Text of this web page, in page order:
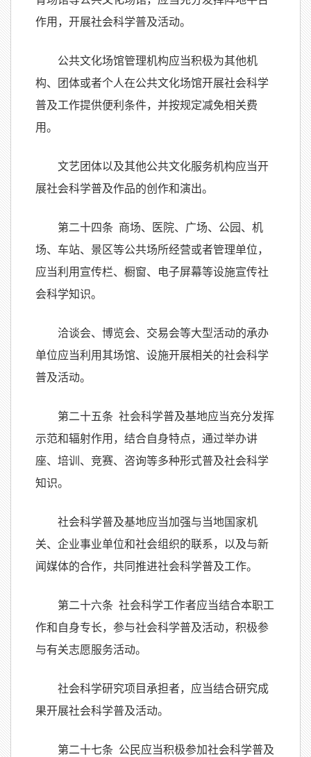
作用，开展社会科学普及活动。
公共文化场馆管理机构应当积极为其他机
构、团体或者个人在公共文化场馆开展社会科学
普及工作提供便利条件，并按规定减免相关费
用。
文艺团体以及其他公共文化服务机构应当开
展社会科学普及作品的创作和演出。
第二十四条 商场、医院、广场、公园、机
场、车站、景区等公共场所经营或者管理单位，
应当利用宣传栏、橱窗、电子屏幕等设施宣传社
会科学知识。
洽谈会、博览会、交易会等大型活动的承办
单位应当利用其场馆、设施开展相关的社会科学
普及活动。
第二十五条 社会科学普及基地应当充分发挥
示范和辐射作用，结合自身特点，通过举办讲
座、培训、竞赛、咨询等多种形式普及社会科学
知识。
社会科学普及基地应当加强与当地国家机
关、企业事业单位和社会组织的联系，以及与新
闻媒体的合作，共同推进社会科学普及工作。
第二十六条 社会科学工作者应当结合本职工
作和自身专长，参与社会科学普及活动，积极参
与有关志愿服务活动。
社会科学研究项目承担者，应当结合研究成
果开展社会科学普及活动。
第二十七条 公民应当积极参加社会科学普及